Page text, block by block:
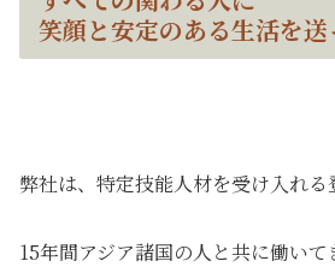
笑顔と安定のある生活を送
弊社は、特定技能人材を受け入れる
15年間アジア諸国の人と共に働い